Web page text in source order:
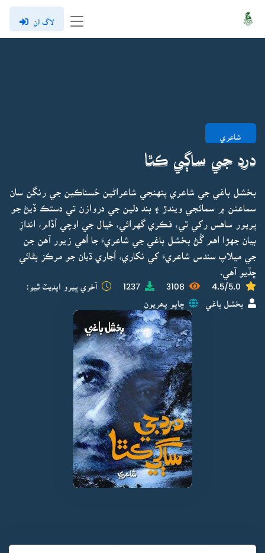
لاگ ان
شاعري
درد جي ساڳي ڪٿا
بخشل باغي جي شاعري پنهنجي شاعراڻين حُسناڪين جي رنگن سان
سماعتن ۾ سمائجي ويندڙ ۽ بند دلين جي دروازن تي دستڪ ڏيڻ جو
ڀرپور ساهس رکي ٿي، فڪري گهرائي، خيال جي اوچي اُڏام، اندازِ
بيان جهڙا اهم گُڻ بخشل باغي جي شاعريءَ جا اُهي زيور آهن جن
جي ميلاپ سندس شاعريءَ کي نکاري، اُجاري ڌيان جو مرڪز بڻائي
ڇڏيو آهي.
4.5/5.0
3108
1237 آخري ڀيرو اپڊيٽ ٿيو:
بخشل باغي ڇاپو پھريون